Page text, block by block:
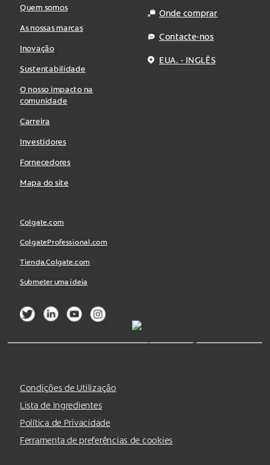
Quem somos
As nossas marcas
Inovação
Sustentabilidade
O nosso impacto na
comunidade
Carreira
Investidores
Fornecedores
Mapa do site
Onde comprar
Contacte-nos
EUA. - INGLÊS
Colgate.com
ColgateProfessional.com
Tienda.Colgate.com
Submeter uma ideia
Condições de Utilização
Lista de Ingredientes
Política de Privacidade
Ferramenta de preferências de cookies